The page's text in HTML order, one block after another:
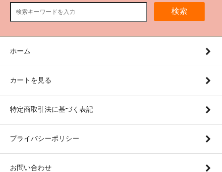
検索
ホーム
カートを見る
特定商取引法に基づく表記
プライバシーポリシー
お問い合わせ